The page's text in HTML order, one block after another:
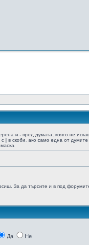
и - пред думата, която не
с | в скоби, ако само една от думите
За да търсите и в под
Да Не